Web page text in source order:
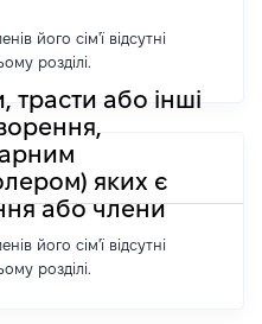
його сім'ї відсутні
розділі.
або інші
яких є
або члени
його сім'ї відсутні
розділі.